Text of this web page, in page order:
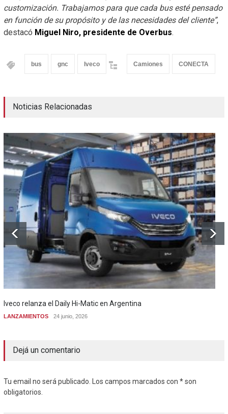
customización. Trabajamos para que cada bus esté pensado
en función de su propósito y de las necesidades del cliente”,
destacó Miguel Niro, presidente de Overbus.
bus gnc Iveco Camiones CONECTA
Noticias Relacionadas
Iveco relanza el Daily Hi-Matic en Argentina
LANZAMIENTOS 24 junio, 2026
Dejá un comentario
Tu email no será publicado. Los campos marcados con * son
obligatorios.